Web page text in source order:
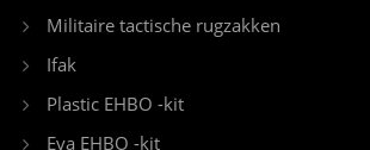
Militaire tactische rugzakken
Ifak
Plastic EHBO -kit
Eva EHBO -kit